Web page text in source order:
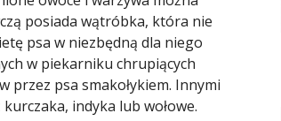
posiada wątróbka, która nie
psa w niezbędną dla niego
w piekarniku chrupiących
przez psa smakołykiem. Innymi
indyka lub wołowe.